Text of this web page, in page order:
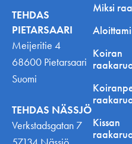
TEHDAS
PIETARSAARI
Meijeritie 4
68600 Pietarsaari
Suomi
TEHDAS NÄSSJÖ
Verkstadsgatan 7
Miksi
Koiran
Kissan